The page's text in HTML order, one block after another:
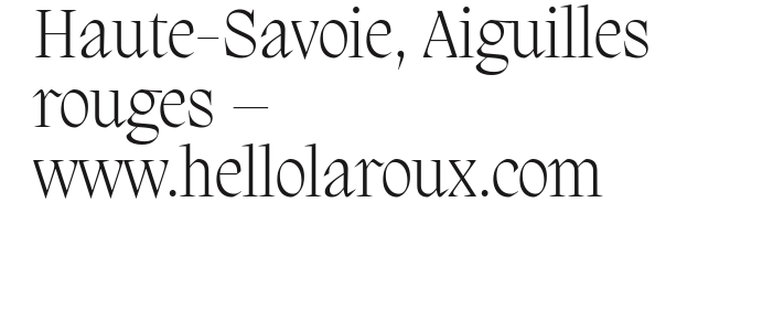
Haute-Savoie, Aiguilles
rouges –
www.hellolaroux.com